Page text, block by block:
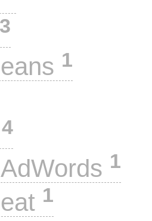
3
1
4
1
1